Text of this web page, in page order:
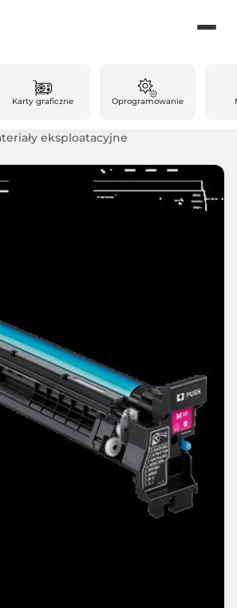
Karty graficzne Oprogramowanie
eksploatacyjne